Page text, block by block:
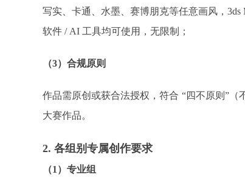
写实、卡通、水墨、赛博朋克等任意画风，3ds
软件 / AI 工具均可使用，无限制；​
（3）合规原则
作品需原创或获合法授权，符合 “四不原则”（
大赛作品。​
2. 各组别专属创作要求​
（1）专业组